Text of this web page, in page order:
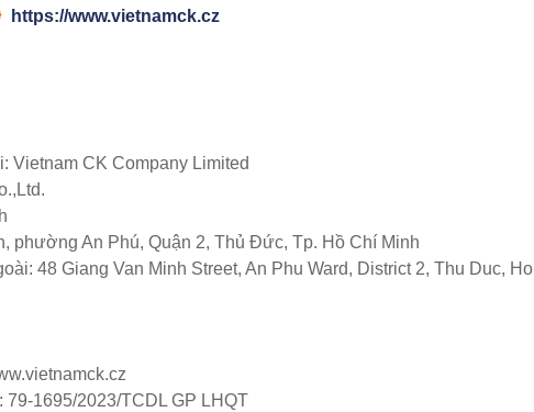
https://www.vietnamck.cz
Vietnam CK Company Limited
phường An Phú, Quận 2, Thủ Đức, Tp. Hồ Chí Minh
48 Giang Van Minh Street, An Phu Ward, District 2, Thu Duc, Ho
79-1695/2023/TCDL GP LHQT